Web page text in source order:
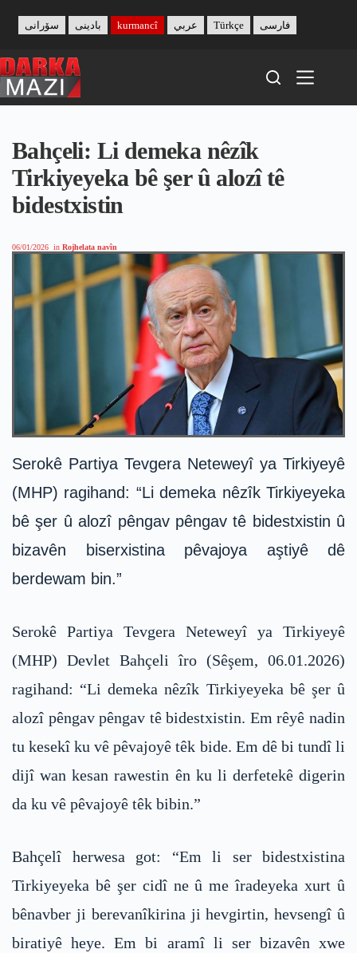
content
بادینی سۆرانی kurmancî عربي Türkçe فارسی
Bahçeli: Li demeka nêzîk
Tirkiyeyeka bê şer û alozî tê
bidestxistin
06/01/2026 in Rojhelata navîn
Serokê Partiya Tevgera Neteweyî ya Tirkiyeyê
(MHP) ragihand: “Li demeka nêzîk Tirkiyeyeka
bê şer û alozî pêngav pêngav tê bidestxistin û
bizavên biserxistina pêvajoya aştiyê dê
berdewam bin.”
Serokê Partiya Tevgera Neteweyî ya Tirkiyeyê
(MHP) Devlet Bahçeli îro (Sêşem, 06.01.2026)
ragihand: “Li demeka nêzîk Tirkiyeyeka bê şer û
alozî pêngav pêngav tê bidestxistin. Em rêyê nadin
tu kesekî ku vê pêvajoyê têk bide. Em dê bi tundî li
dijî wan kesan rawestin ên ku li derfetekê digerin
da ku vê pêvajoyê têk bibin.”
Bahçelî herwesa got: “Em li ser bidestxistina
Tirkiyeyeka bê şer cidî ne û me îradeyeka xurt û
bênavber ji berevanîkirina ji hevgirtin, hevsengî û
biratiyê heye. Em bi aramî li ser bizavên xwe